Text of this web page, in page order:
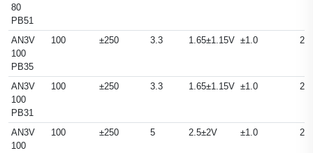
80
PB51
AN3V
100
PB35
100 ±250 3.3 1.65±1.15V ±1.0
AN3V
100
PB31
100 ±250 3.3 1.65±1.15V ±1.0
AN3V
100
100 ±250 5 2.5±2V ±1.0